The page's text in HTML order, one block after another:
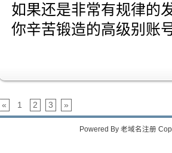
如果还是非常有规律的
你辛苦锻造的高级别账
« 1 2 3 »
Powered By 老域名注册